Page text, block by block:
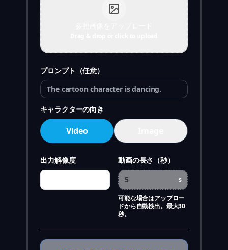
プロンプト（任意）
キャラクターの向き
Video
出力解像度 動画の長さ（秒）
s
可能な場合はアップロー
ドから自動検出。最大30
秒。